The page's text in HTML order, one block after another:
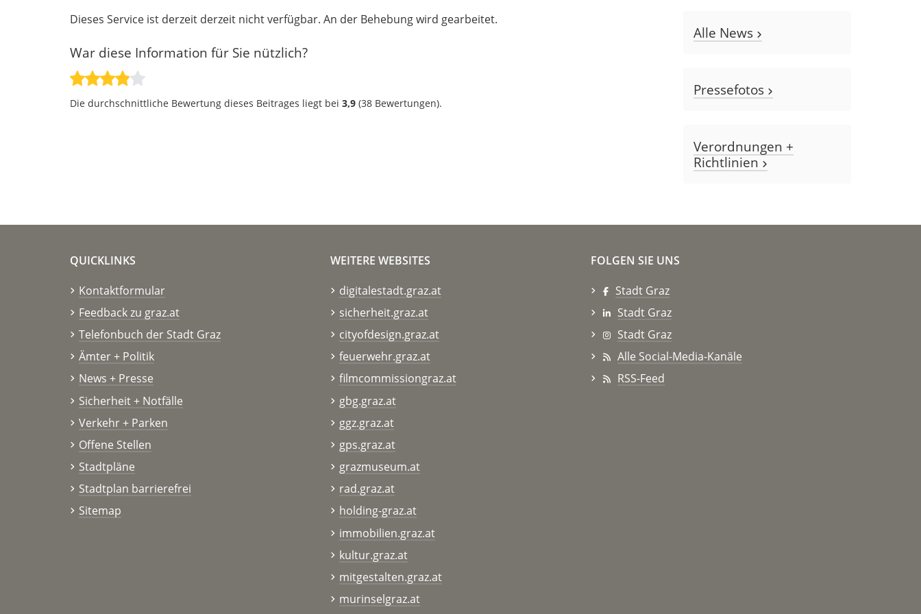
Dieses Service ist derzeit derzeit nicht verfügbar. An der Behebung wird gearbeitet.
War diese Information für Sie nützlich?
Die durchschnittliche Bewertung dieses Beitrages liegt bei 3,9 (38 Bewertungen).
Alle News
Pressefotos
Verordnungen +
Richtlinien
QUICKLINKS
Kontaktformular
Feedback zu graz.at
Telefonbuch der Stadt Graz
Ämter + Politik
News + Presse
Sicherheit + Notfälle
Verkehr + Parken
Offene Stellen
Stadtpläne
Stadtplan barrierefrei
Sitemap
WEITERE WEBSITES
digitalestadt.graz.at
sicherheit.graz.at
cityofdesign.graz.at
feuerwehr.graz.at
filmcommissiongraz.at
gbg.graz.at
ggz.graz.at
gps.graz.at
grazmuseum.at
rad.graz.at
holding-graz.at
immobilien.graz.at
kultur.graz.at
mitgestalten.graz.at
murinselgraz.at
FOLGEN SIE UNS
Stadt Graz
Stadt Graz
Stadt Graz
Alle Social-Media-Kanäle
RSS-Feed